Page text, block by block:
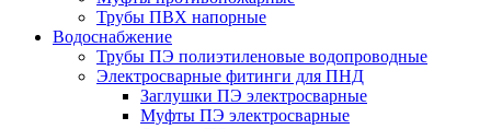
Трубы ПВХ напорные
Водоснабжение
Трубы ПЭ полиэтиленовые водопроводные
Электросварные фитинги для ПНД
Заглушки ПЭ электросварные
Муфты ПЭ электросварные